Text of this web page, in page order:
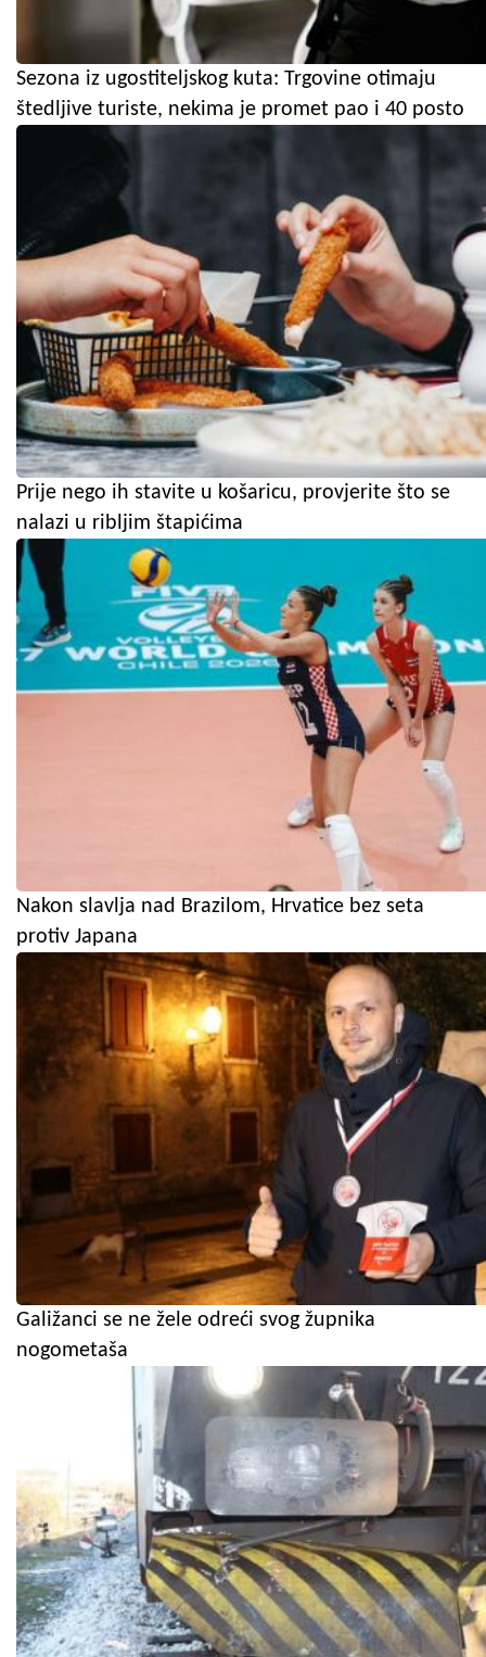
Sezona iz ugostiteljskog kuta: Trgovine otimaju
štedljive turiste, nekima je promet pao i 40 posto
Prije nego ih stavite u košaricu, provjerite što se
nalazi u ribljim štapićima
Nakon slavlja nad Brazilom, Hrvatice bez seta
protiv Japana
Galižanci se ne žele odreći svog župnika
nogometaša